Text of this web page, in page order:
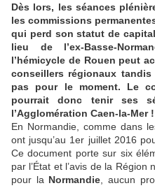
Dès lors, les séances
les commissions
qui perd son statut de
lieu de l’ex-Basse-
l’hémicycle de Rouen peut
conseillers régionaux
pas pour le moment. Le
pourrait donc tenir ses
l’Agglomération Caen-la-Mer !
En Normandie, comme dans
ont jusqu’au 1er juillet 2016
Ce document porte sur six
par l’État et l’avis de la
pour la Normandie , aucun